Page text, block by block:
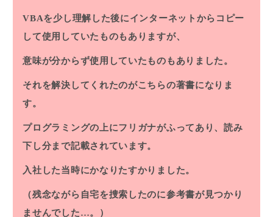
VBAを少し理解した後にインターネットからコピー
して使用していたものもありますが、
意味が分からず使用していたものもありました。
それを解決してくれたのがこちらの著書になりま
す。
プログラミングの上にフリガナがふってあり、読み
下し分まで記載されています。
入社した当時にかなりたすかりました。
（残念ながら自宅を捜索したのに参考書が見つかり
ませんでした…。）